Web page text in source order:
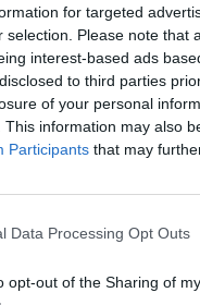
for targeted
selection. Please note that
interest-based ads
to third parties
of your personal
This information may also
Participants that may
Data Processing Opt Outs
opt-out of the Sharing of
avant
l’intérieur du
avant. Ensuite,
des gestes